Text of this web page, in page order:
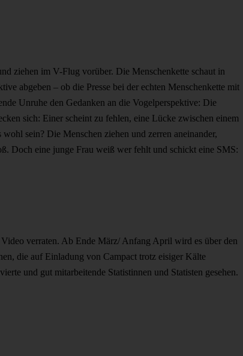
ziehen im V-Flug vorüber. Die Menschenkette schaut in
abgeben – ob die Presse bei der echten Menschenkette mit
Unruhe den Gedanken an die Vogelperspektive: Die
sich: Einer scheint zu fehlen, eine Lücke zwischen einem
sein? Die Menschen ziehen und zerren aneinander,
Doch eine junge Frau weiß wer fehlt und schickt eine SMS:
verraten. Ab Ende März/ Anfang April wird es über den
die auf Einladung von Campact trotz eisiger Kälte
und gut mitarbeitende Statistinnen und Statisten gesehen.